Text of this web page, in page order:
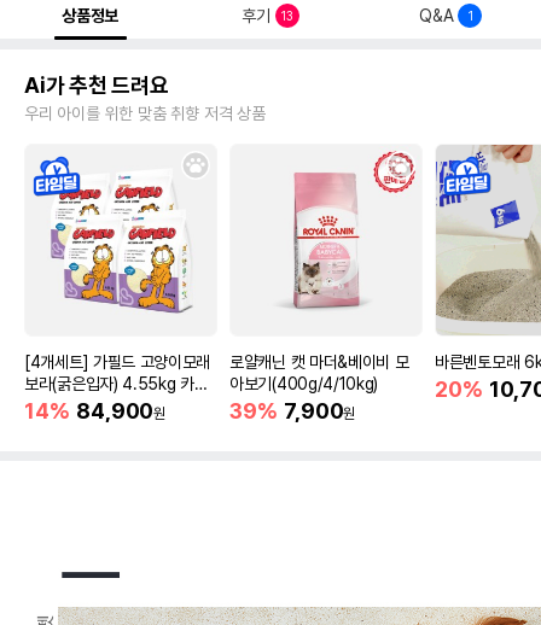
상품정보 후기 13 Q&A 1
Ai가 추천 드려요
우리 아이를 위한 맞춤 취향 저격 상품
[4개세트] 가필드 고양이모래
보라(굵은입자) 4.55kg 카사
바모래
14% 84,900원
로얄캐닌 캣 마더&베이비 모
아보기(400g/4/10kg)
39% 7,900원
바른벤토모래
20%